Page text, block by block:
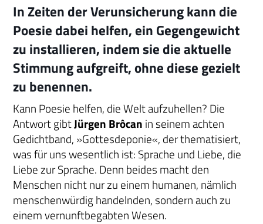
In Zeiten der Verunsicherung kann die
Poesie dabei helfen, ein Gegengewicht
zu installieren, indem sie die aktuelle
Stimmung aufgreift, ohne diese gezielt
zu benennen.
Kann Poesie helfen, die Welt aufzuhellen? Die
Antwort gibtJürgen Brôcan in seinem achten
Gedichtband, »Gottesdeponie«, der thematisiert,
was für uns wesentlich ist: Sprache und Liebe, die
Liebe zur Sprache. Denn beides macht den
Menschen nicht nur zu einem humanen, nämlich
menschenwürdig handelnden, sondern auch zu
einem vernunftbegabten Wesen.